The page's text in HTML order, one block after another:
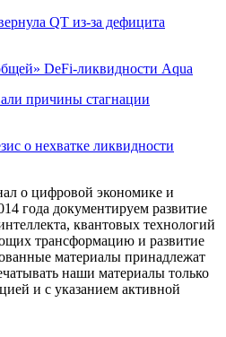
QT из-за дефицита
DeFi-ликвидности Aqua
причины стагнации
о нехватке ликвидности
о цифровой экономике и
года документируем развитие
квантовых технологий
трансформацию и развитие
материалы принадлежат
наши материалы только
и с указанием активной